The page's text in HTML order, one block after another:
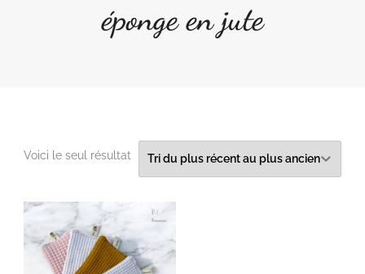
éponge en jute
Voici le seul résultat